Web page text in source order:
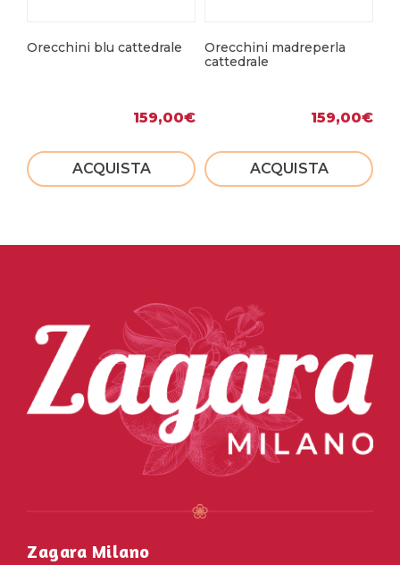
Orecchini blu cattedrale
159,00€
ACQUISTA
Orecchini madreperla
cattedrale
159,00€
ACQUISTA
Zagara Milano